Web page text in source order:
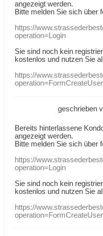
angezeigt werden.
Bitte melden Sie sich über
https://
operation=Login
Sie sind noch kein
kostenlos und nutzen Sie
https://
operation=FormCreateUser
geschrieben
Bereits hinterlassene
angezeigt werden.
Bitte melden Sie sich über
https://
operation=Login
Sie sind noch kein
kostenlos und nutzen Sie
https://
operation=FormCreateUser